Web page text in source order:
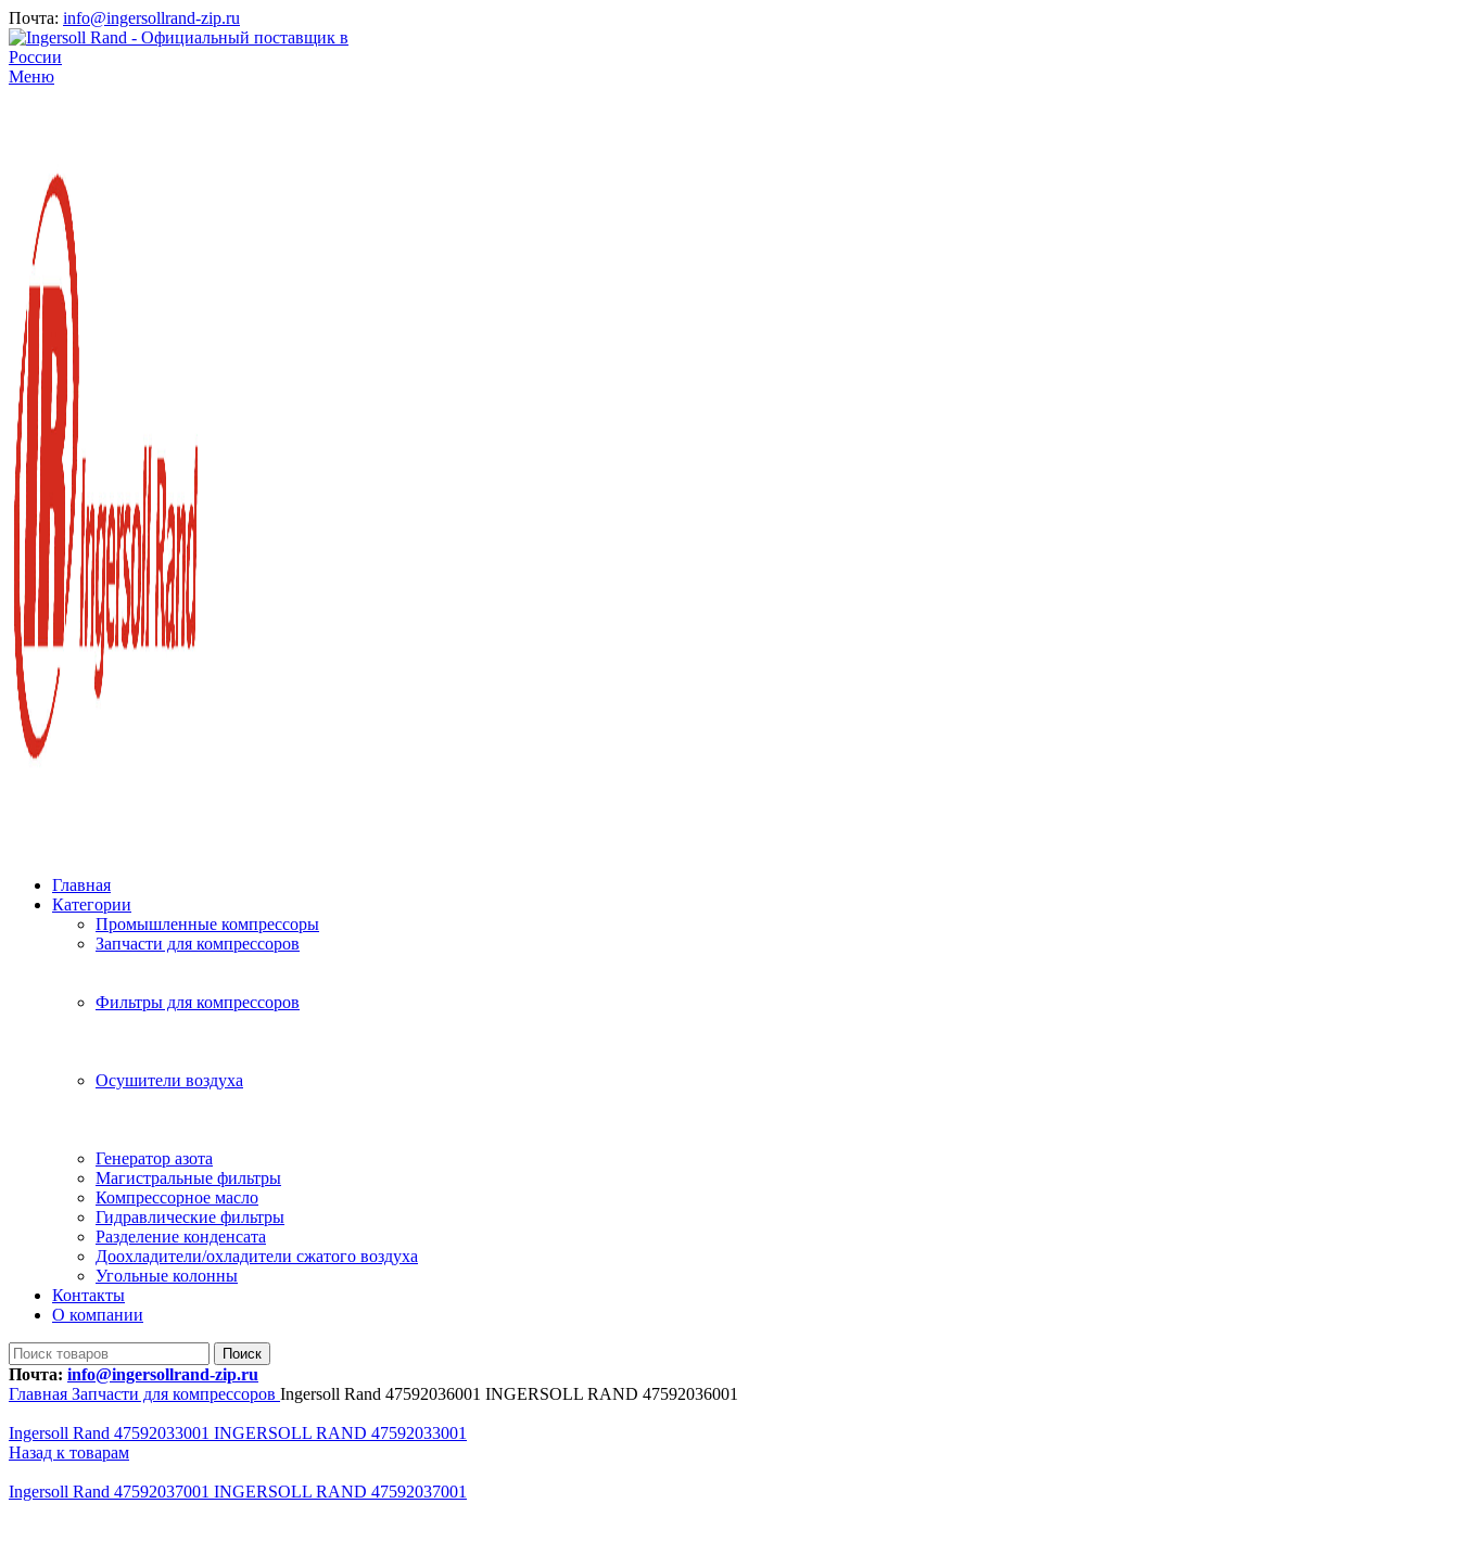
Почта: info@ingersollrand-zip.ru
Меню
Главная
Категории
Промышленные компрессоры
Запчасти для компрессоров
Фильтры для компрессоров
Осушители воздуха
Генератор азота
Магистральные фильтры
Компрессорное масло
Гидравлические фильтры
Разделение конденсата
Доохладители/охладители сжатого воздуха
Угольные колонны
Контакты
О компании
Поиск
Почта: info@ingersollrand-zip.ru
Главная Запчасти для компрессоров Ingersoll Rand 47592036001 INGERSOLL RAND 47592036001
Ingersoll Rand 47592033001 INGERSOLL RAND 47592033001
Назад к товарам
Ingersoll Rand 47592037001 INGERSOLL RAND 47592037001